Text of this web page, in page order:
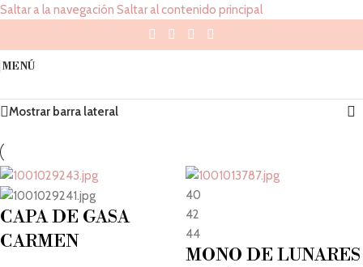
Saltar a la navegación Saltar al contenido principal
MENÚ
Novedades fiesta
Mostrar barra lateral
CAPA DE GASA
CARMEN
40
42
44
MONO DE LUNARES